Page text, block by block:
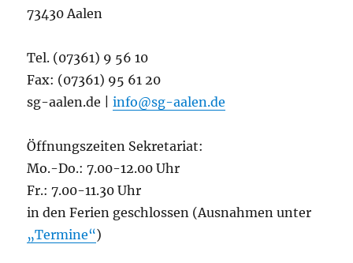
73430 Aalen
Tel. (07361) 9 56 10
Fax: (07361) 95 61 20
sg-aalen.de |info@sg-aalen.de
Öffnungszeiten Sekretariat:
Mo.-Do.: 7.00-12.00 Uhr
Fr.: 7.00-11.30 Uhr
in den Ferien geschlossen (Ausnahmen unter
„Termine“)